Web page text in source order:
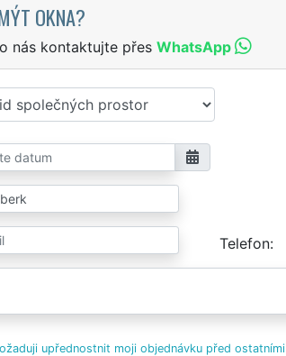
OKNA?
nás kontaktujte přes WhatsApp
Telefon
upřednostnit moji objednávku před ostatními